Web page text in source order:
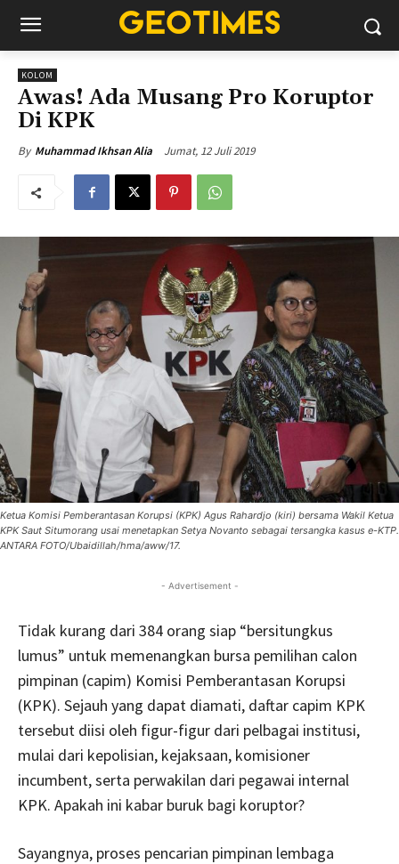
KOLOM
Awas! Ada Musang Pro Koruptor
Di KPK
By Muhammad Ikhsan Alia Jumat, 12 Juli 2019
Ketua Komisi Pemberantasan Korupsi (KPK) Agus Rahardjo (kiri) bersama Wakil Ketua
KPK Saut Situmorang usai menetapkan Setya Novanto sebagai tersangka kasus e-KTP.
ANTARA FOTO/Ubaidillah/hma/aww/17.
- Advertisement -
Tidak kurang dari 384 orang siap “bersitungkus
lumus” untuk memenangkan bursa pemilihan calon
pimpinan (capim) Komisi Pemberantasan Korupsi
(KPK). Sejauh yang dapat diamati, daftar capim KPK
tersebut diisi oleh figur-figur dari pelbagai institusi,
mulai dari kepolisian, kejaksaan, komisioner
incumbent, serta perwakilan dari pegawai internal
KPK. Apakah ini kabar buruk bagi koruptor?
Sayangnya, proses pencarian pimpinan lembaga